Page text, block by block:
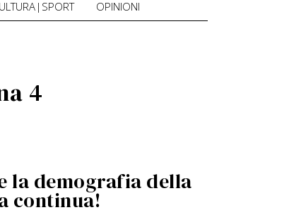
OPINIONI
4
la demografia della
continua!